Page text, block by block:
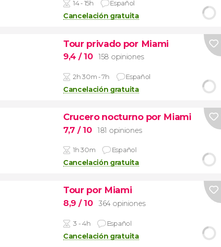
14 - 15h Español
Cancelación gratuita
Tour privado por Miami
9,4 / 10 158 opiniones
2h 30m - 7h Español
Cancelación gratuita
Crucero nocturno por Miami
7,7 / 10 181 opiniones
1h 30m Español
Cancelación gratuita
Tour por Miami
8,9 / 10 364 opiniones
3 - 4h Español
Cancelación gratuita